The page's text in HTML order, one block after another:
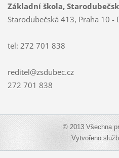
Základní škola,
Starodubečská 413, Praha 10 -
tel: 272 701 838
reditel@zsdubec.cz
272 701 838
© 2013 Všechna
Vytvořeno